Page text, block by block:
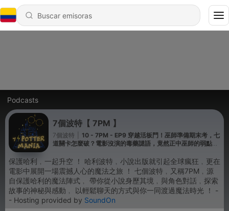
Podcasts
7個波特【 7PM 】
7個波特
10 - 7PM - EP9 穿越活板門！巫師準備期末考，七
道關卡怎麼破？電影沒演的毒藥謎語，竟然正中巫師的弱點？
保護哈利﹐一起升空 ！ 哈利波特﹐小說出版就引起全球瘋狂﹐更在
電影中展開一場震撼人心的魔法之旅 ！ 七個波特﹐又稱7PM﹐源
自保護哈利的魔法陣式﹐ 帶你從小說身歷其境﹐與角色對話﹐探索
故事的神秘與感動﹐ 以輕鬆聊天的方式與你一同渡過魔法時光 ！ -
- Hosting provided by SoundOn